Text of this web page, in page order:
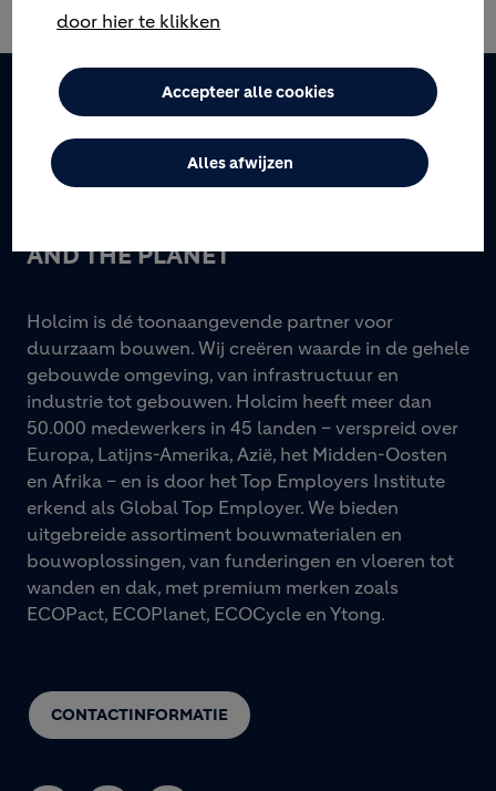
Footer
AND THE PLANET
CONTACTINFORMATIE
Holcim is dé toonaangevende partner voor
duurzaam bouwen. Wij creëren waarde in de gehele
gebouwde omgeving, van infrastructuur en
industrie tot gebouwen. Holcim heeft meer dan
50.000 medewerkers in 45 landen – verspreid over
Europa, Latijns-Amerika, Azië, het Midden-Oosten
en Afrika – en is door het Top Employers Institute
erkend als Global Top Employer. We bieden
uitgebreide assortiment bouwmaterialen en
bouwoplossingen, van funderingen en vloeren tot
wanden en dak, met premium merken zoals
ECOPact, ECOPlanet, ECOCycle en Ytong.
door hier te klikken
Accepteer alle cookies
Alles afwijzen